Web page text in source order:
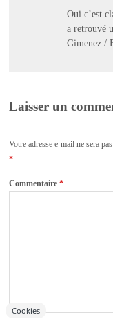
Oui c’est
a retrouvé
Gimenez /
Laisser un
Votre adresse e-mail ne sera
*
Commentaire*
Cookies